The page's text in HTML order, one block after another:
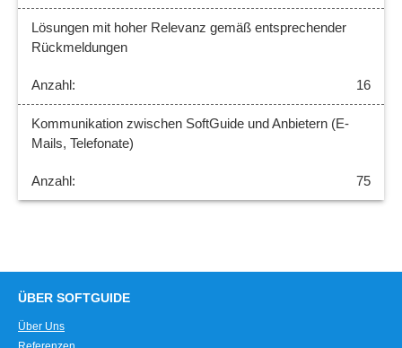
Lösungen mit hoher Relevanz gemäß entsprechender
Rückmeldungen
16
Kommunikation zwischen SoftGuide und Anbietern (E-
Mails, Telefonate)
75
ÜBER SOFTGUIDE
Über Uns